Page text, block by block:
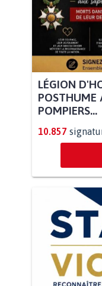
LÉGION
POSTHUME
POMPIERS...
10.857